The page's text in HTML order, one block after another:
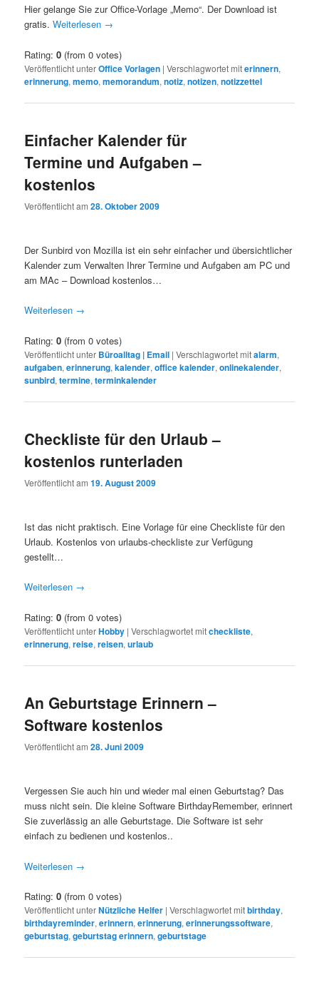
Hier gelange Sie zur Office-Vorlage „Memo“. Der Download ist
gratis.Weiterlesen →
Rating:0 (from 0 votes)
Veröffentlicht unterOffice Vorlagen |Verschlagwortet miterinnern,
erinnerung,memo,memorandum,notiz,notizen,notizzettel
Einfacher Kalender für
Termine und Aufgaben –
kostenlos
Veröffentlicht am28. Oktober 2009
Der Sunbird von Mozilla ist ein sehr einfacher und übersichtlicher
Kalender zum Verwalten Ihrer Termine und Aufgaben am PC und
am MAc – Download kostenlos…
Weiterlesen →
Rating:0 (from 0 votes)
Veröffentlicht unter Büroalltag | Email |Verschlagwortet mitalarm,
aufgaben,erinnerung,kalender,office kalender,onlinekalender,
sunbird,termine,terminkalender
Checkliste für den Urlaub –
kostenlos runterladen
Veröffentlicht am19. August 2009
Ist das nicht praktisch. Eine Vorlage für eine Checkliste für den
Urlaub. Kostenlos von urlaubs-checkliste zur Verfügung
gestellt…
Weiterlesen →
Rating:0 (from 0 votes)
Veröffentlicht unterHobby |Verschlagwortet mitcheckliste,
erinnerung,reise,reisen,urlaub
An Geburtstage Erinnern –
Software kostenlos
Veröffentlicht am28. Juni 2009
Vergessen Sie auch hin und wieder mal einen Geburtstag? Das
muss nicht sein. Die kleine Software BirthdayRemember, erinnert
Sie zuverlässig an alle Geburtstage. Die Software ist sehr
einfach zu bedienen und kostenlos..
Weiterlesen →
Rating:0 (from 0 votes)
Veröffentlicht unterNützliche Helfer |Verschlagwortet mitbirthday,
birthdayreminder,erinnern,erinnerung,erinnerungssoftware,
geburtstag,geburtstag erinnern,geburtstage